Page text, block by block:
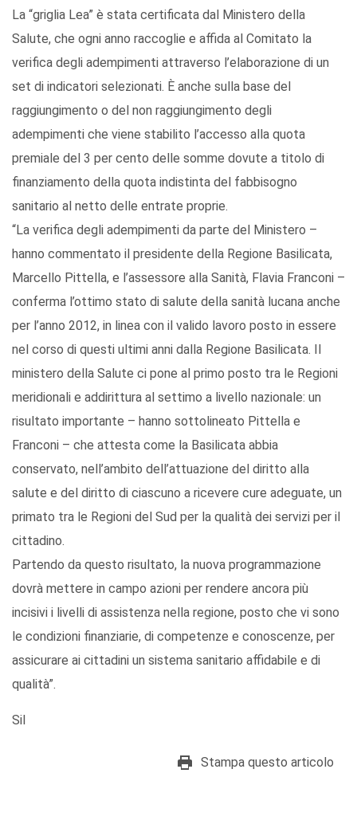
La “griglia Lea” è stata certificata dal Ministero della
Salute, che ogni anno raccoglie e affida al Comitato la
verifica degli adempimenti attraverso l’elaborazione di un
set di indicatori selezionati. È anche sulla base del
raggiungimento o del non raggiungimento degli
adempimenti che viene stabilito l’accesso alla quota
premiale del 3 per cento delle somme dovute a titolo di
finanziamento della quota indistinta del fabbisogno
sanitario al netto delle entrate proprie.
“La verifica degli adempimenti da parte del Ministero –
hanno commentato il presidente della Regione Basilicata,
Marcello Pittella, e l’assessore alla Sanità, Flavia Franconi –
conferma l’ottimo stato di salute della sanità lucana anche
per l’anno 2012, in linea con il valido lavoro posto in essere
nel corso di questi ultimi anni dalla Regione Basilicata. Il
ministero della Salute ci pone al primo posto tra le Regioni
meridionali e addirittura al settimo a livello nazionale: un
risultato importante – hanno sottolineato Pittella e
Franconi – che attesta come la Basilicata abbia
conservato, nell’ambito dell’attuazione del diritto alla
salute e del diritto di ciascuno a ricevere cure adeguate, un
primato tra le Regioni del Sud per la qualità dei servizi per il
cittadino.
Partendo da questo risultato, la nuova programmazione
dovrà mettere in campo azioni per rendere ancora più
incisivi i livelli di assistenza nella regione, posto che vi sono
le condizioni finanziarie, di competenze e conoscenze, per
assicurare ai cittadini un sistema sanitario affidabile e di
qualità”.
Sil
Stampa questo articolo